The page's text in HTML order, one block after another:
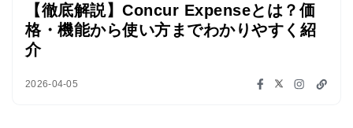
【徹底解説】Concur Expenseとは？価
格・機能から使い方までわかりやすく紹
介
2026-04-05